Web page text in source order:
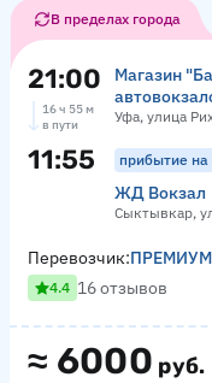
В пределах города
21:00
Магазин
Уфа, улица
16 ч 55 м
в пути
11:55 прибытие на
ЖД Вокзал
Сыктывкар,
≈ 6000 руб.
Перевозчик:
4.4 16 отзывов